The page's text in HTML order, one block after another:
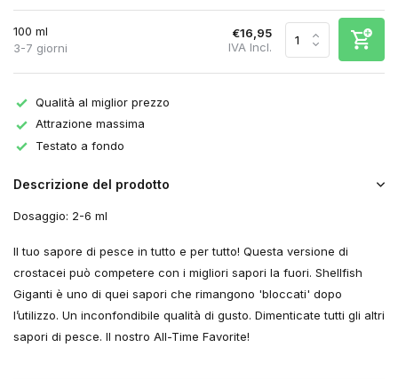
100 ml
3-7 giorni
€16,95
IVA Incl.
Qualità al miglior prezzo
Attrazione massima
Testato a fondo
Descrizione del prodotto
Dosaggio: 2-6 ml
Il tuo sapore di pesce in tutto e per tutto! Questa versione di
crostacei può competere con i migliori sapori la fuori. Shellfish
Giganti è uno di quei sapori che rimangono 'bloccati' dopo
l’utilizzo. Un inconfondibile qualità di gusto. Dimenticate tutti gli altri
sapori di pesce. Il nostro All-Time Favorite!